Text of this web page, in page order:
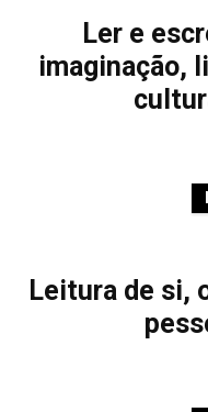
Ler e
imaginação,
Leitura de si,